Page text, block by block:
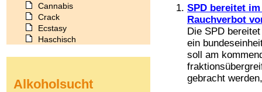
SPD bereitet
Rauchverbot
Die SPD
ein
soll am
gebracht
Cannabis
Crack
Ecstasy
Haschisch
Kokain
Alkoholsucht